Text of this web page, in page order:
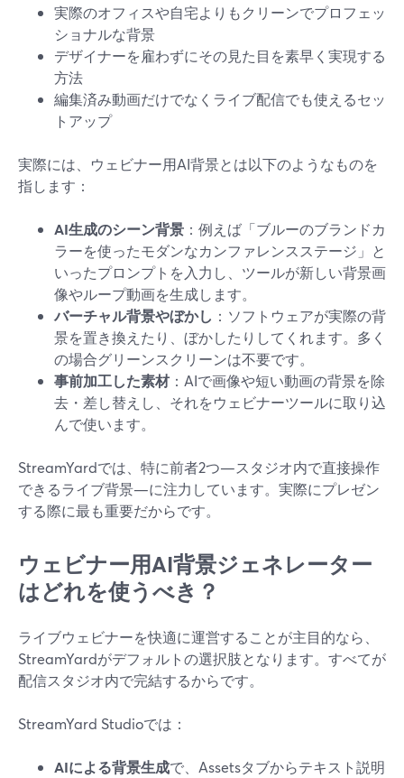
実際のオフィスや自宅よりもクリーンでプロフェッ
ショナルな背景
デザイナーを雇わずにその見た目を素早く実現する
方法
編集済み動画だけでなくライブ配信でも使えるセッ
トアップ
実際には、ウェビナー用AI背景とは以下のようなものを
指します：
AI生成のシーン背景 ：例えば「ブルーのブランドカ
ラーを使ったモダンなカンファレンスステージ」と
いったプロンプトを入力し、ツールが新しい背景画
像やループ動画を生成します。
バーチャル背景やぼかし ：ソフトウェアが実際の背
景を置き換えたり、ぼかしたりしてくれます。多く
の場合グリーンスクリーンは不要です。
事前加工した素材：AIで画像や短い動画の背景を除
去・差し替えし、それをウェビナーツールに取り込
んで使います。
StreamYardでは、特に前者2つ—スタジオ内で直接操作
できるライブ背景—に注力しています。実際にプレゼン
する際に最も重要だからです。
ウェビナー用AI背景ジェネレーター
はどれを使うべき？
ライブウェビナーを快適に運営することが主目的なら、
StreamYardがデフォルトの選択肢となります。すべてが
配信スタジオ内で完結するからです。
StreamYard Studioでは：
AIによる背景生成で、Assetsタブからテキスト説明